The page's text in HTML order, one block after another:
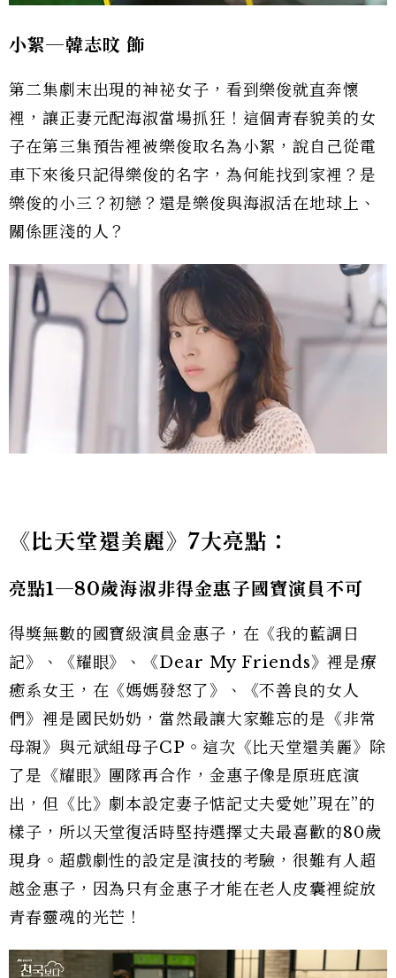
小絮─韓志旼飾
第二集劇末出現的神祕女子，看到樂俊就直奔懷
裡，讓正妻元配海淑當場抓狂！這個青春貌美的女
子在第三集預告裡被樂俊取名為小絮，說自己從電
車下來後只記得樂俊的名字，為何能找到家裡？是
樂俊的小三？初戀？還是樂俊與海淑活在地球上、
關係匪淺的人？
《比天堂還美麗》7大亮點：
亮點1─80歲海淑非得金惠子國寶演員不可
得獎無數的國寶級演員金惠子，在《我的藍調日
記》、《耀眼》、《Dear My Friends》裡是療
癒系女王，在《媽媽發怒了》、《不善良的女人
們》裡是國民奶奶，當然最讓大家難忘的是《非常
母親》與元斌組母子CP。這次《比天堂還美麗》除
了是《耀眼》團隊再合作，金惠子像是原班底演
出，但《比》劇本設定妻子惦記丈夫愛她”現在”的
樣子，所以天堂復活時堅持選擇丈夫最喜歡的80歲
現身。超戲劇性的設定是演技的考驗，很難有人超
越金惠子，因為只有金惠子才能在老人皮囊裡綻放
青春靈魂的光芒！